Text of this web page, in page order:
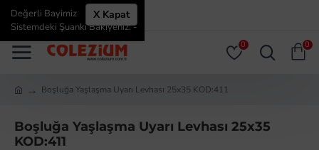
ÜYE GIRIŞI ÜYE OL
0 0
X Kapat
Değerli Bayimiz
Sistemdeki Şuanki Bakiyeniz: -
Boşluğa Yaşlaşma Uyarı Levhası 25x35 KOD:411
Boşluğa Yaşlaşma Uyarı Levhası 25x35
KOD:411